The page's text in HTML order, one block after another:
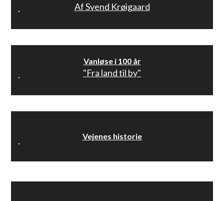
Af Svend Krøigaard
Vanløse i 100 år
"Fra land til by"
Vejenes historie